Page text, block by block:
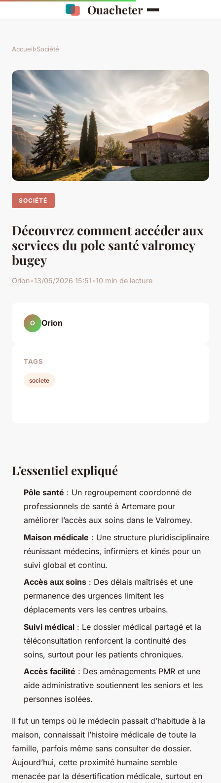
Ouacheter
Accueil›Société
SOCIÉTÉ
Découvrez comment accéder aux
services du pole santé valromey
bugey
Orion•13/05/2026 15:51•10 min de lecture
L'essentiel expliqué
Pôle santé : Un regroupement coordonné de
professionnels de santé à Artemare pour
améliorer l’accès aux soins dans le Valromey.
Maison médicale : Une structure pluridisciplinaire
réunissant médecins, infirmiers et kinés pour un
suivi global et continu.
Accès aux soins : Des délais maîtrisés et une
permanence des urgences limitent les
déplacements vers les centres urbains.
Suivi médical : Le dossier médical partagé et la
téléconsultation renforcent la continuité des
soins, surtout pour les patients chroniques.
Accès facilité : Des aménagements PMR et une
aide administrative soutiennent les seniors et les
personnes isolées.
Il fut un temps où le médecin passait d’habitude à la
maison, connaissait l’histoire médicale de toute la
famille, parfois même sans consulter de dossier.
Aujourd’hui, cette proximité humaine semble
menacée par la désertification médicale, surtout en
O Orion
TAGS
societe